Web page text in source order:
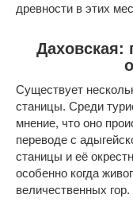
древности в этих
Даховская:
Существует
станицы. Среди
мнение, что оно
переводе с
станицы и её
особенно когда
величественных гор.